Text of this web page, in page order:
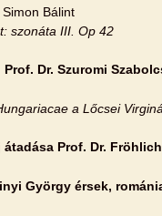
Bálint
szonáta III. Op 42
Dr. Szuromi
a Lőcsei
Prof. Dr.
György érsek,